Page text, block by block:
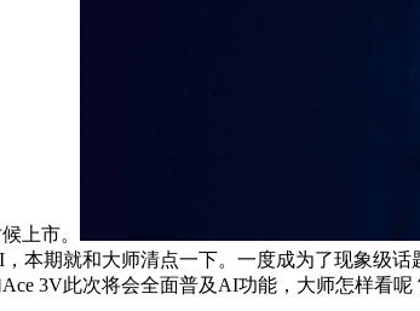
上市。
本期就和大师清点一下。一度成为了现象级
3V此次将会全面普及AI功能，大师怎样看